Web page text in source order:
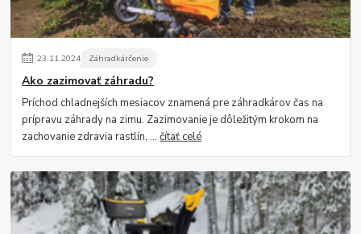
23.11.2024 Záhradkárčenie
Ako zazimovať záhradu?
Príchod chladnejších mesiacov znamená pre záhradkárov čas na
prípravu záhrady na zimu. Zazimovanie je dôležitým krokom na
zachovanie zdravia rastlín, ...čítať celé